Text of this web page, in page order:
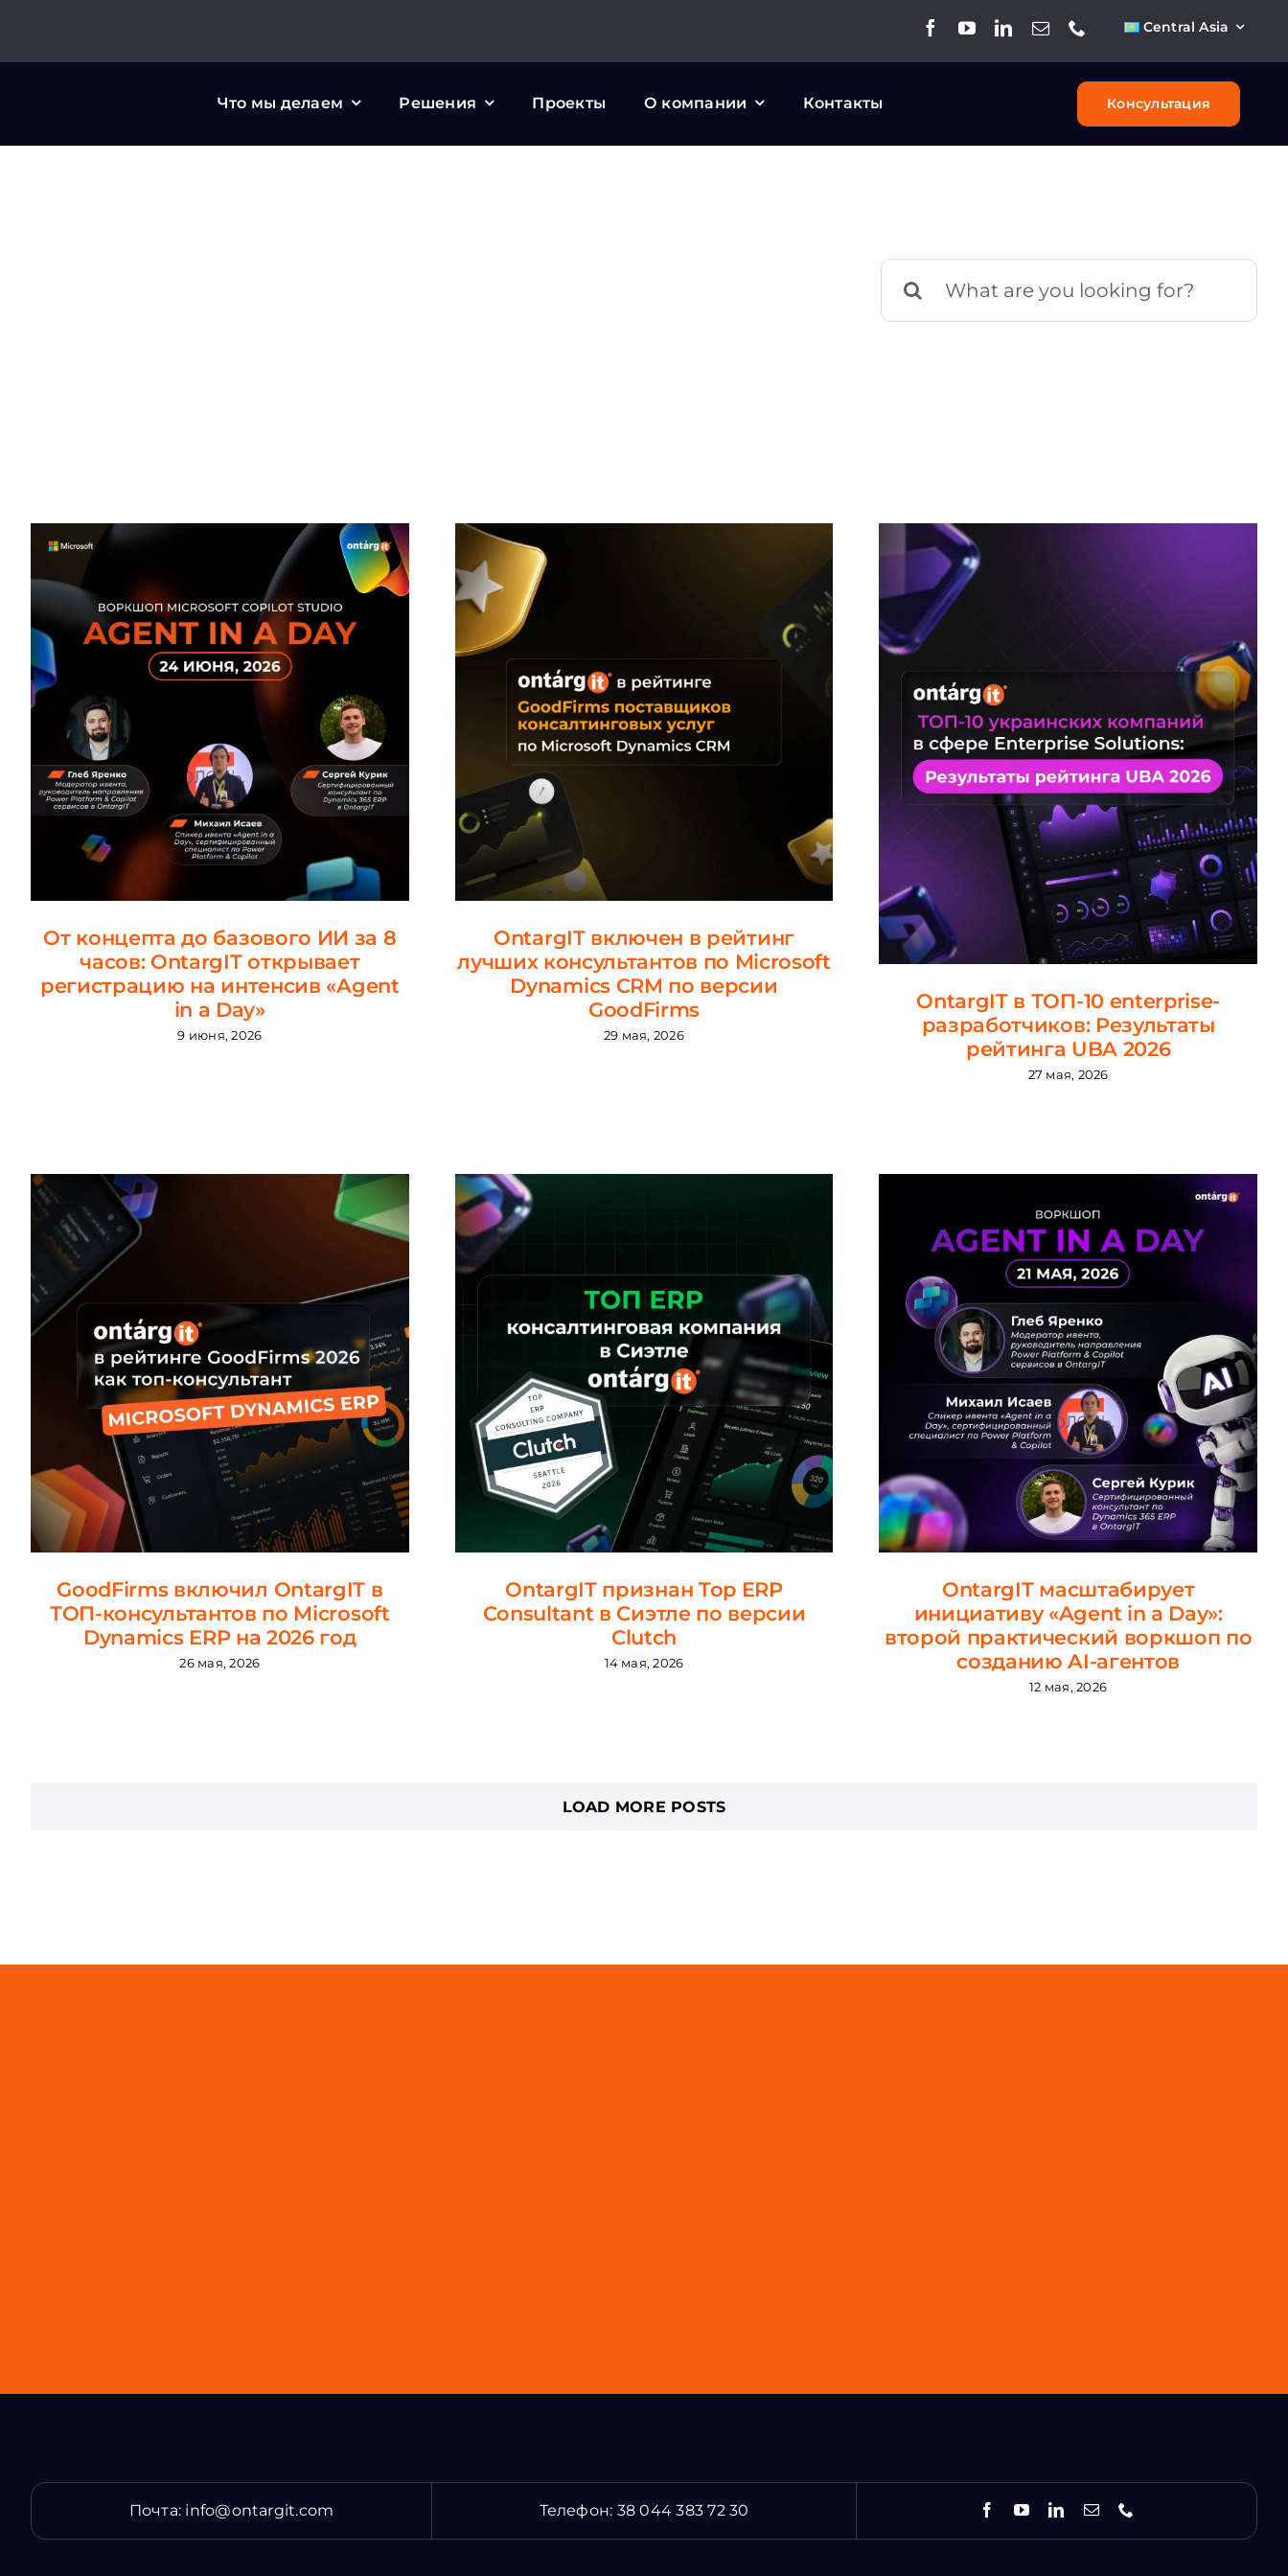
content
Central Asia
Что мы делаем Решения Проекты О компании Контакты Консультация
Результат
поиска:
От концепта до базового ИИ за 8
часов: OntargIT открывает
регистрацию на интенсив «Agent
in a Day»
9 июня, 2026
OntargIT включен в рейтинг
лучших консультантов по Microsoft
Dynamics CRM по версии
GoodFirms
29 мая, 2026
OntargIT в ТОП-10 enterprise-
разработчиков: Результаты
рейтинга UBA 2026
27 мая, 2026
GoodFirms включил OntargIT в
ТОП-консультантов по Microsoft
Dynamics ERP на 2026 год
26 мая, 2026
OntargIT признан Top ERP
Consultant в Сиэтле по версии
Clutch
14 мая, 2026
OntargIT масштабирует
инициативу «Agent in a Day»:
второй практический воркшоп по
созданию AI-агентов
12 мая, 2026
LOAD MORE POSTS
Почта: info@ontargit.com Телефон: 38 044 383 72 30